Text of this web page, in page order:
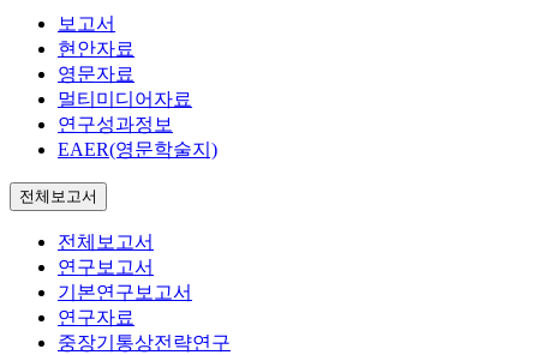
보고서
현안자료
영문자료
멀티미디어자료
연구성과정보
EAER(영문학술지)
전체보고서
전체보고서
연구보고서
기본연구보고서
연구자료
중장기통상전략연구